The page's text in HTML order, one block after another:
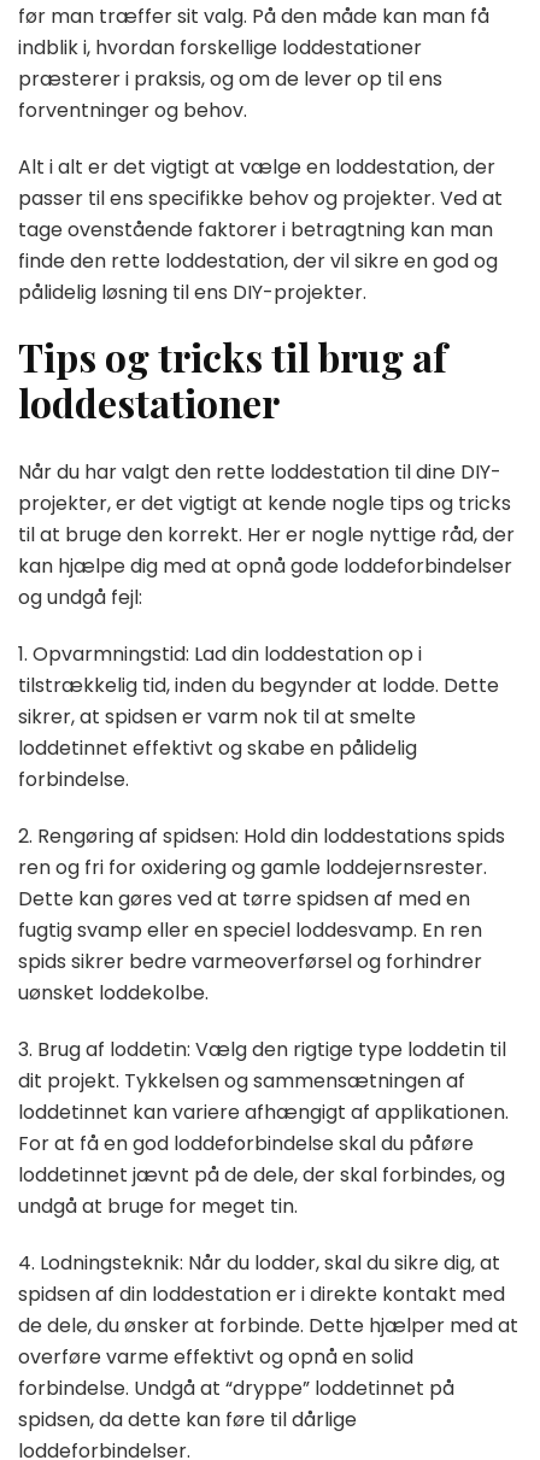
før man træffer sit valg. På den måde kan man få
indblik i, hvordan forskellige loddestationer
præsterer i praksis, og om de lever op til ens
forventninger og behov.
Alt i alt er det vigtigt at vælge en loddestation, der
passer til ens specifikke behov og projekter. Ved at
tage ovenstående faktorer i betragtning kan man
finde den rette loddestation, der vil sikre en god og
pålidelig løsning til ens DIY-projekter.
Tips og tricks til brug af
loddestationer
Når du har valgt den rette loddestation til dine DIY-
projekter, er det vigtigt at kende nogle tips og tricks
til at bruge den korrekt. Her er nogle nyttige råd, der
kan hjælpe dig med at opnå gode loddeforbindelser
og undgå fejl:
1. Opvarmningstid: Lad din loddestation op i
tilstrækkelig tid, inden du begynder at lodde. Dette
sikrer, at spidsen er varm nok til at smelte
loddetinnet effektivt og skabe en pålidelig
forbindelse.
2. Rengøring af spidsen: Hold din loddestations spids
ren og fri for oxidering og gamle loddejernsrester.
Dette kan gøres ved at tørre spidsen af med en
fugtig svamp eller en speciel loddesvamp. En ren
spids sikrer bedre varmeoverførsel og forhindrer
uønsket loddekolbe.
3. Brug af loddetin: Vælg den rigtige type loddetin til
dit projekt. Tykkelsen og sammensætningen af
loddetinnet kan variere afhængigt af applikationen.
For at få en god loddeforbindelse skal du påføre
loddetinnet jævnt på de dele, der skal forbindes, og
undgå at bruge for meget tin.
4. Lodningsteknik: Når du lodder, skal du sikre dig, at
spidsen af din loddestation er i direkte kontakt med
de dele, du ønsker at forbinde. Dette hjælper med at
overføre varme effektivt og opnå en solid
forbindelse. Undgå at “dryppe” loddetinnet på
spidsen, da dette kan føre til dårlige
loddeforbindelser.